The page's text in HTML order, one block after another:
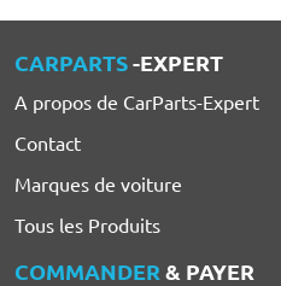
CARPARTS-EXPERT
A propos de CarParts-Expert
Contact
Marques de voiture
Tous les Produits
COMMANDER & PAYER